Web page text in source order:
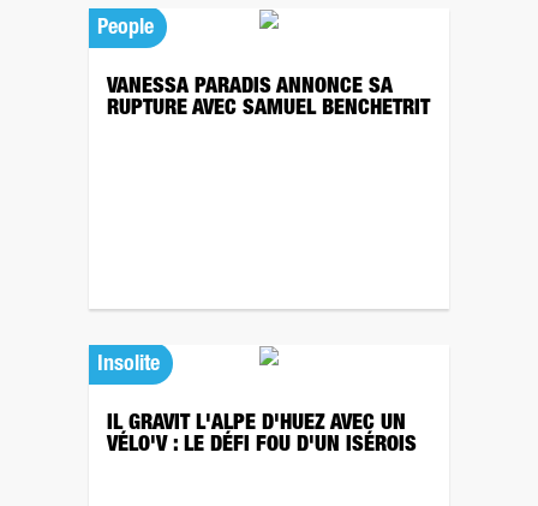
People
VANESSA PARADIS ANNONCE SA
RUPTURE AVEC SAMUEL BENCHETRIT
Insolite
IL GRAVIT L'ALPE D'HUEZ AVEC UN
VÉLO'V : LE DÉFI FOU D'UN ISÉROIS